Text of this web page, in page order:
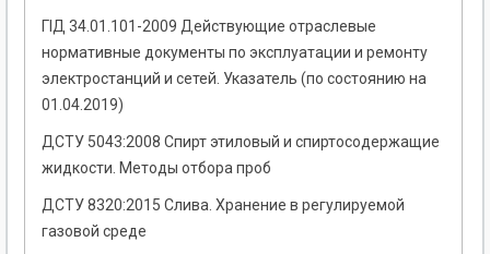
ГІД 34.01.101-2009 Действующие отраслевые
нормативные документы по эксплуатации и ремонту
электростанций и сетей. Указатель (по состоянию на
01.04.2019)
ДСТУ 5043:2008 Спирт этиловый и спиртосодержащие
жидкости. Методы отбора проб
ДСТУ 8320:2015 Слива. Хранение в регулируемой
газовой среде